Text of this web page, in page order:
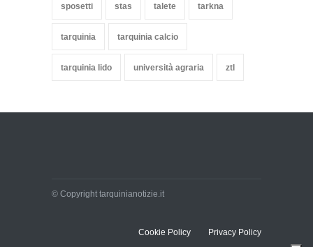
sposetti stas talete tarkna
tarquinia tarquinia calcio
tarquinia lido università agraria ztl
© Copyright tarquinianotizie.it
Cookie Policy Privacy Policy